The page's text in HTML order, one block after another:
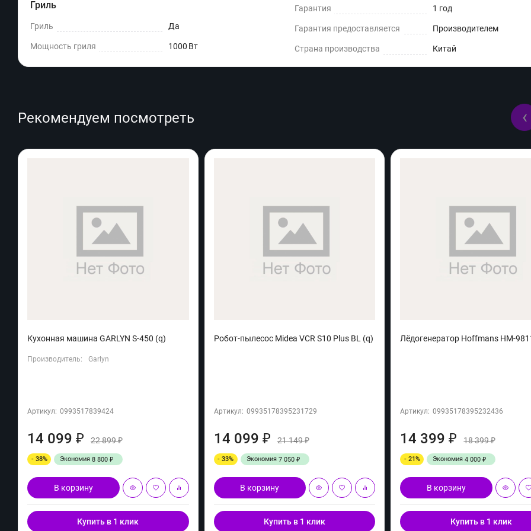
Гриль
Гриль Да
Мощность гриля 1000 Вт
Гарантия 1 год
Гарантия предоставляется Производителем
Страна производства Китай
Рекомендуем посмотреть
Кухонная машина GARLYN S-450 (q)
Производитель: Garlyn
Артикул: 0993517839424
14 099 ₽ 22 899₽
- 38% Экономия 8 800 ₽
В корзину
Купить в 1 клик
Робот-пылесос Midea VCR S10 Plus BL (q)
Артикул: 09935178395231729
14 099 ₽ 21 149₽
- 33% Экономия 7 050 ₽
В корзину
Купить в 1 клик
Лёдогенератор Hoffmans HM-
Артикул: 09935178395232436
14 399₽ 18 399₽
- 21% Экономия4 000₽
В корзину
Купить в 1 клик
‹